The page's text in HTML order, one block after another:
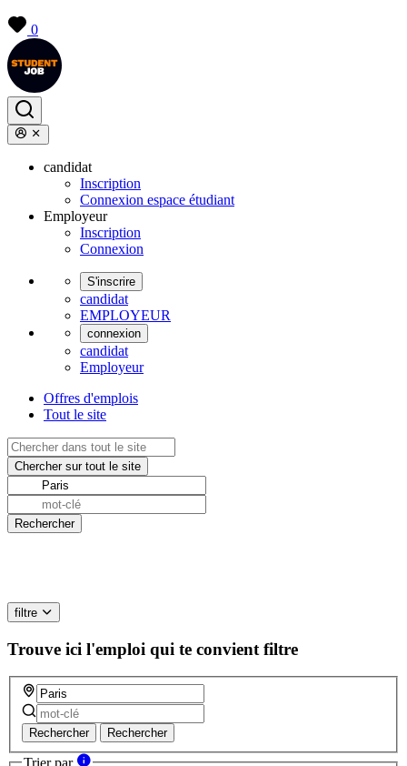
0
candidat
Inscription
Connexion espace étudiant
Employeur
Inscription
Connexion
S'inscrire
candidat
EMPLOYEUR
connexion
candidat
Employeur
Offres d'emplois
Tout le site
filtre
Trouve ici l'emploi qui te convient filtre
Rechercher Rechercher
Trier par